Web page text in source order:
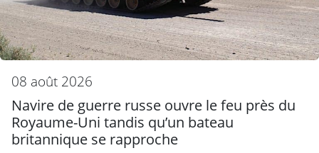
08 août 2026
Navire de guerre russe ouvre le feu près du
Royaume-Uni tandis qu’un bateau
britannique se rapproche